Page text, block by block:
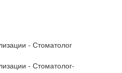
- Стоматолог
- Стоматолог-